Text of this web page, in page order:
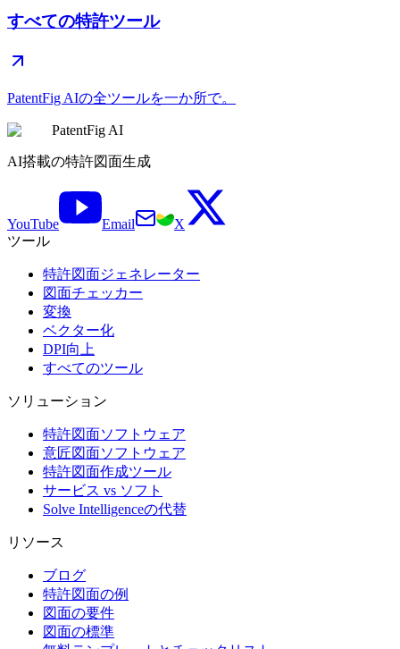
すべての特許ツール
PatentFig AIの全ツールを一か所で。
PatentFig AI
AI搭載の特許図面生成
YouTube Email
X
ツール
特許図面ジェネレーター
図面チェッカー
変換
ベクター化
DPI向上
すべてのツール
ソリューション
特許図面ソフトウェア
意匠図面ソフトウェア
特許図面作成ツール
サービス vs ソフト
Solve Intelligenceの代替
リソース
ブログ
特許図面の例
図面の要件
図面の標準